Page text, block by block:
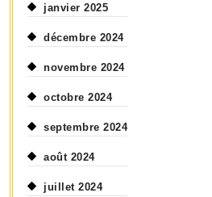
janvier 2025
décembre 2024
novembre 2024
octobre 2024
septembre 2024
août 2024
juillet 2024